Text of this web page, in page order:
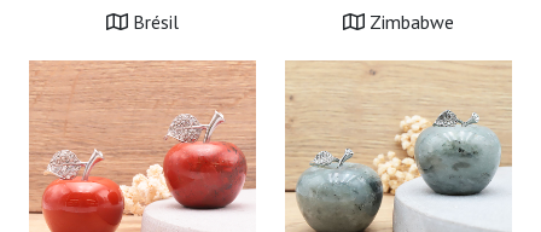
Brésil Zimbabwe